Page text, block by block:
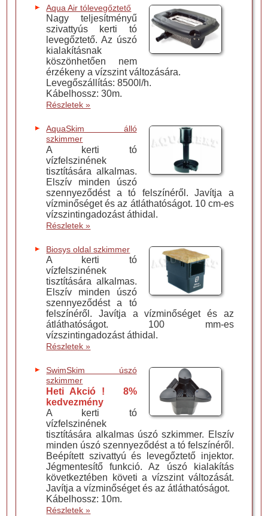
Aqua Air tólevegőztető
Nagy teljesítményű
szivattyús kerti tó
levegőztető. Az úszó
kialakításnak
köszönhetően nem
érzékeny a vízszint változására.
Levegőszállítás: 8500l/h.
Kábelhossz: 30m.
Részletek »
AquaSkim álló
szkimmer
A kerti tó
vízfelszinének
tisztítására alkalmas.
Elszív minden úszó
szennyeződést a tó felszínéről. Javítja a
vízminőséget és az átláthatóságot. 10 cm-es
vízszintingadozást áthidal.
Részletek »
Biosys oldal szkimmer
A kerti tó
vízfelszinének
tisztítására alkalmas.
Elszív minden úszó
szennyeződést a tó
felszínéről. Javítja a vízminőséget és az
átláthatóságot. 100 mm-es
vízszintingadozást áthidal.
Részletek »
SwimSkim úszó
szkimmer
Heti Akció ! 8%
kedvezmény
A kerti tó
vízfelszinének
tisztítására alkalmas úszó szkimmer. Elszív
minden úszó szennyeződést a tó felszínéről.
Beépített szivattyú és levegőztető injektor.
Jégmentesítő funkció. Az úszó kialakítás
következtében követi a vízszint változását.
Javítja a vízminőséget és az átláthatóságot.
Kábelhossz: 10m.
Részletek »